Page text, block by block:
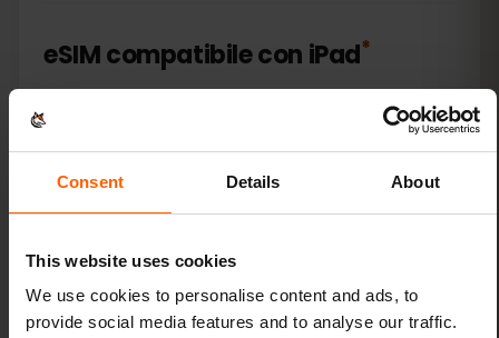
Consent Details About
This website uses cookies
We use cookies to personalise content and ads, to
provide social media features and to analyse our traffic.
eSIM compatibile con iPad*
Apple iPad (7th generation)
Apple iPad (9th generation)